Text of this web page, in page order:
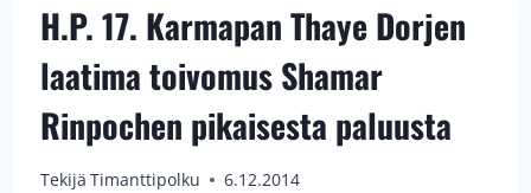
H.P. 17. Karmapan Thaye Dorjen
laatima toivomus Shamar
Rinpochen pikaisesta paluusta
Tekijä Timanttipolku 6.12.2014